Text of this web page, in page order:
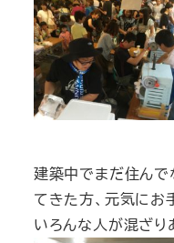
建築中でまだ住んで
てきた方、元気にお
いろんな人が混ざり